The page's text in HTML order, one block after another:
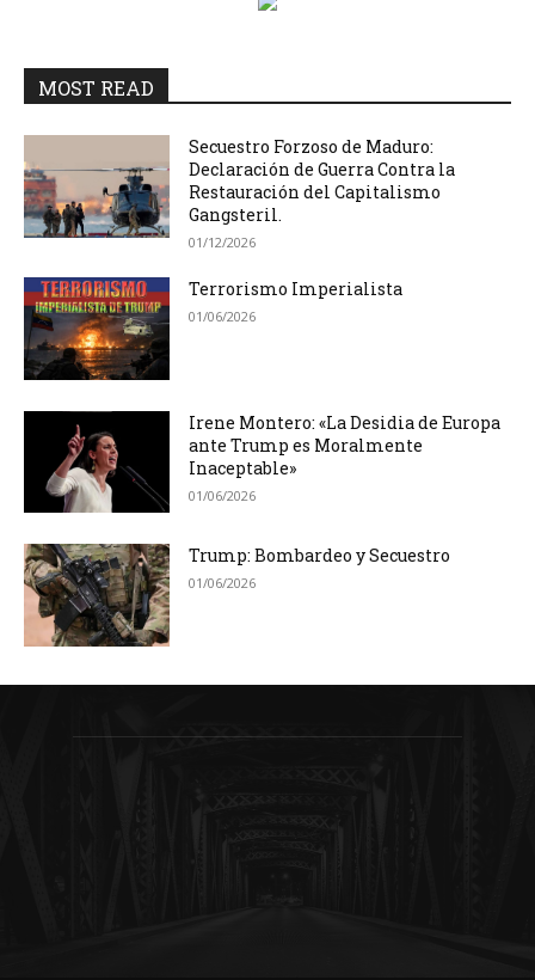
MOST READ
Secuestro Forzoso de Maduro:
Declaración de Guerra Contra la
Restauración del Capitalismo
Gangsteril.
01/12/2026
Terrorismo Imperialista
01/06/2026
Irene Montero: «La Desidia de Europa
ante Trump es Moralmente
Inaceptable»
01/06/2026
Trump: Bombardeo y Secuestro
01/06/2026